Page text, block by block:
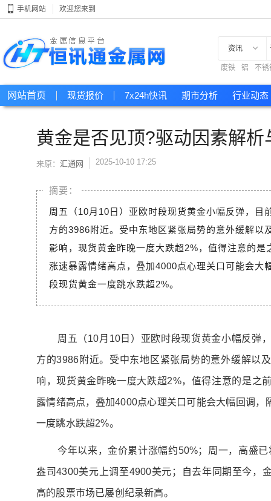
手机网站 欢迎您来到
资讯
现货
废铁 铝 不锈
网站首页 现货报价 7x24h快讯 期市分析 行业动态
黄金是否见顶?驱动因素解
来原： 汇通网 2025-10-10 17:25
周五（10月10日）亚欧时段现货黄金小幅反弹，目
方的3986附近。受中东地区紧张局势的意外缓解以
影响，现货黄金昨晚一度大跌超2%，值得注意的是
涨速暴露情绪高点，叠加4000点心理关口可能会大
段现货黄金一度跳水跌超2%。
周五（10月10日）亚欧时段现货黄金小幅反弹
方的3986附近。受中东地区紧张局势的意外缓解以
响，现货黄金昨晚一度大跌超2%，值得注意的是之
露情绪高点，叠加4000点心理关口可能会大幅回调，
一度跳水跌超2%。
今年以来，金价累计涨幅约50%；周一，高盛
盎司4300美元上调至4900美元；自去年同期至今，
高的股票市场已屡创纪录新高。